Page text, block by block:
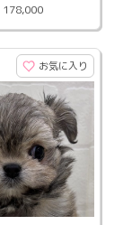
178,000
お気に入り